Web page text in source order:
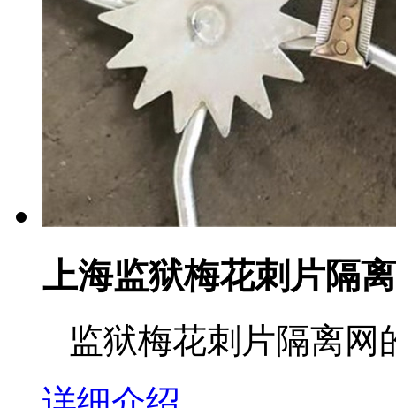
上海监狱梅花刺片隔
监狱梅花刺片隔离